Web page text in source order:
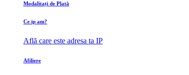
Modalitați de Plată
Ce ip am?
Află care este adresa ta IP
Afiliere